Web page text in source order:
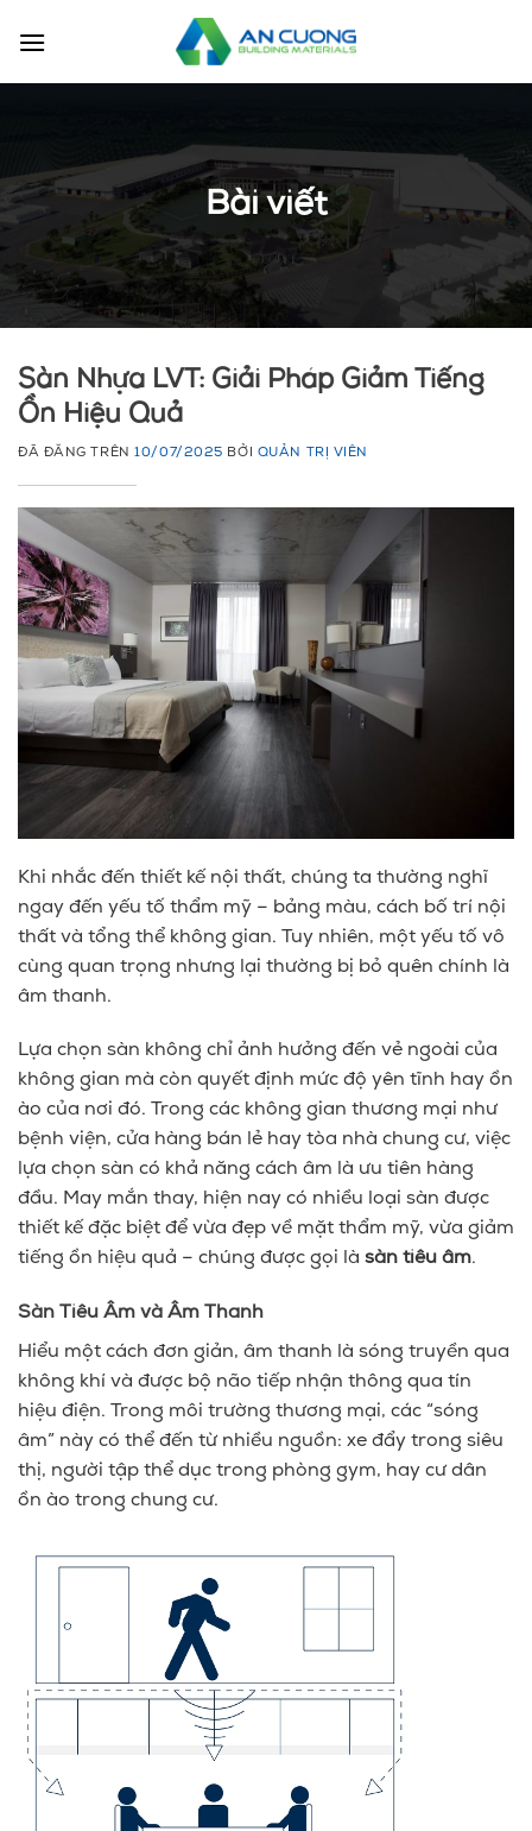
đến
Bài viết
Sàn Nhựa LVT: Giải Pháp Giảm Tiếng
Ồn Hiệu Quả
ĐÃ ĐĂNG TRÊN10/07/2025 BỞI QUẢN TRỊ VIÊN
Khi nhắc đến thiết kế nội thất, chúng ta thường nghĩ
ngay đến yếu tố thẩm mỹ – bảng màu, cách bố trí nội
thất và tổng thể không gian. Tuy nhiên, một yếu tố vô
cùng quan trọng nhưng lại thường bị bỏ quên chính là
âm thanh.
Lựa chọn sàn không chỉ ảnh hưởng đến vẻ ngoài của
không gian mà còn quyết định mức độ yên tĩnh hay ồn
ào của nơi đó. Trong các không gian thương mại như
bệnh viện, cửa hàng bán lẻ hay tòa nhà chung cư, việc
lựa chọn sàn có khả năng cách âm là ưu tiên hàng
đầu. May mắn thay, hiện nay có nhiều loại sàn được
thiết kế đặc biệt để vừa đẹp về mặt thẩm mỹ, vừa giảm
tiếng ồn hiệu quả – chúng được gọi là sàn tiêu âm.
Sàn Tiêu Âm và Âm Thanh
Hiểu một cách đơn giản, âm thanh là sóng truyền qua
không khí và được bộ não tiếp nhận thông qua tín
hiệu điện. Trong môi trường thương mại, các “sóng
âm” này có thể đến từ nhiều nguồn: xe đẩy trong siêu
thị, người tập thể dục trong phòng gym, hay cư dân
ồn ào trong chung cư.